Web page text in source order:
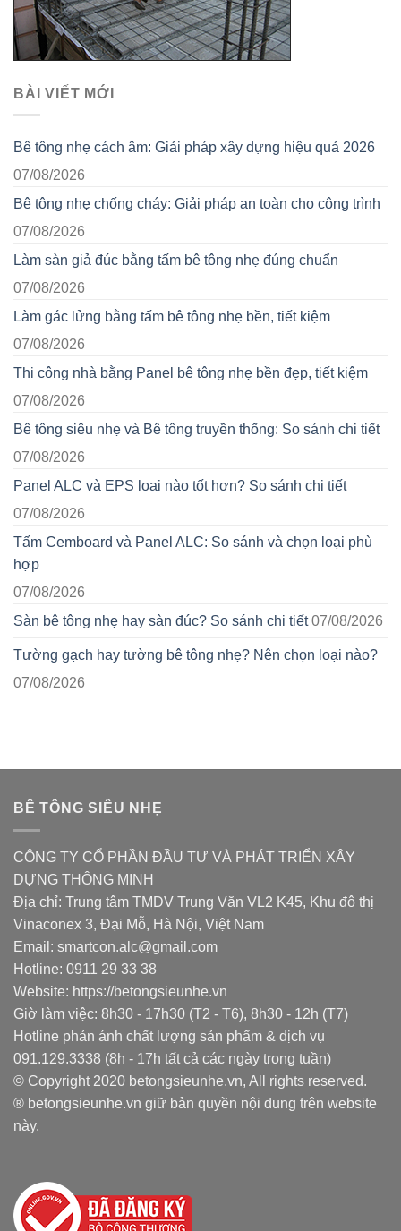
BÀI VIẾT MỚI
Bê tông nhẹ cách âm: Giải pháp xây dựng hiệu quả 2026
07/08/2026
Bê tông nhẹ chống cháy: Giải pháp an toàn cho công trình
07/08/2026
Làm sàn giả đúc bằng tấm bê tông nhẹ đúng chuẩn
07/08/2026
Làm gác lửng bằng tấm bê tông nhẹ bền, tiết kiệm
07/08/2026
Thi công nhà bằng Panel bê tông nhẹ bền đẹp, tiết kiệm
07/08/2026
Bê tông siêu nhẹ và Bê tông truyền thống: So sánh chi tiết
07/08/2026
Panel ALC và EPS loại nào tốt hơn? So sánh chi tiết
07/08/2026
Tấm Cemboard và Panel ALC: So sánh và chọn loại phù
hợp
07/08/2026
Sàn bê tông nhẹ hay sàn đúc? So sánh chi tiết 07/08/2026
Tường gạch hay tường bê tông nhẹ? Nên chọn loại nào?
07/08/2026
BÊ TÔNG SIÊU NHẸ
CÔNG TY CỔ PHẦN ĐẦU TƯ VÀ PHÁT TRIỂN XÂY
DỰNG THÔNG MINH
Địa chỉ: Trung tâm TMDV Trung Văn VL2 K45, Khu đô thị
Vinaconex 3, Đại Mỗ, Hà Nội, Việt Nam
Email: smartcon.alc@gmail.com
Hotline: 0911 29 33 38
Website: https://betongsieunhe.vn
Giờ làm việc: 8h30 - 17h30 (T2 - T6), 8h30 - 12h (T7)
Hotline phản ánh chất lượng sản phẩm & dịch vụ
091.129.3338 (8h - 17h tất cả các ngày trong tuần)
© Copyright 2020 betongsieunhe.vn, All rights reserved.
® betongsieunhe.vn giữ bản quyền nội dung trên website
này.